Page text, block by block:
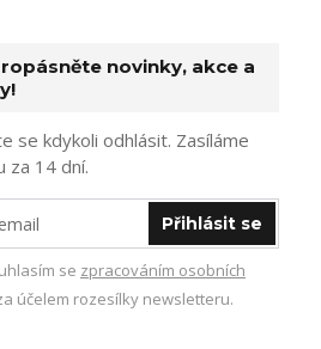
novinky, akce a
se kdykoli odhlásit. Zasíláme
za 14 dní.
Přihlásit se
se zpracováním osobních
účelem rozesílky newsletteru.